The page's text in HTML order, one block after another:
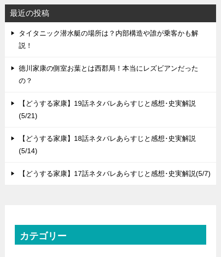
最近の投稿
タイタニック潜水艇の場所は？内部構造や誰が乗客かも解
説！
徳川家康の側室お葉とは西郡局！本当にレズビアンだった
の？
【どうする家康】19話ネタバレあらすじと感想･史実解説
(5/21)
【どうする家康】18話ネタバレあらすじと感想･史実解説
(5/14)
【どうする家康】17話ネタバレあらすじと感想･史実解説(5/7)
カテゴリー